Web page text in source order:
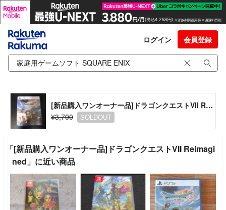
ログイン 会員登録
[新品購入ワンオーナー品]ドラゴンクエストVII Reimagined
¥3,700
SOLDOUT
「[新品購入ワンオーナー品]ドラゴンクエストVII Reimagi
ned」に近い商品